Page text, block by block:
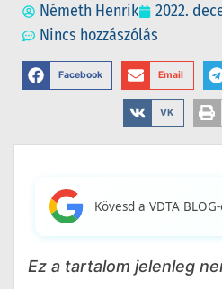
Németh Henrik
2022.
Nincs hozzászólás
Facebook Email
VK
Kövesd a VDTA
Ez a tartalom jelenleg